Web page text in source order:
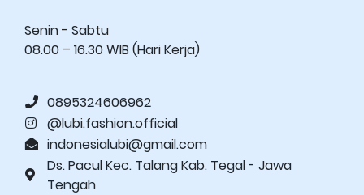
Senin - Sabtu
08.00 – 16.30 WIB (Hari Kerja)
0895324606962
@lubi.fashion.official
indonesialubi@gmail.com
Ds. Pacul Kec. Talang Kab. Tegal - Jawa
Tengah